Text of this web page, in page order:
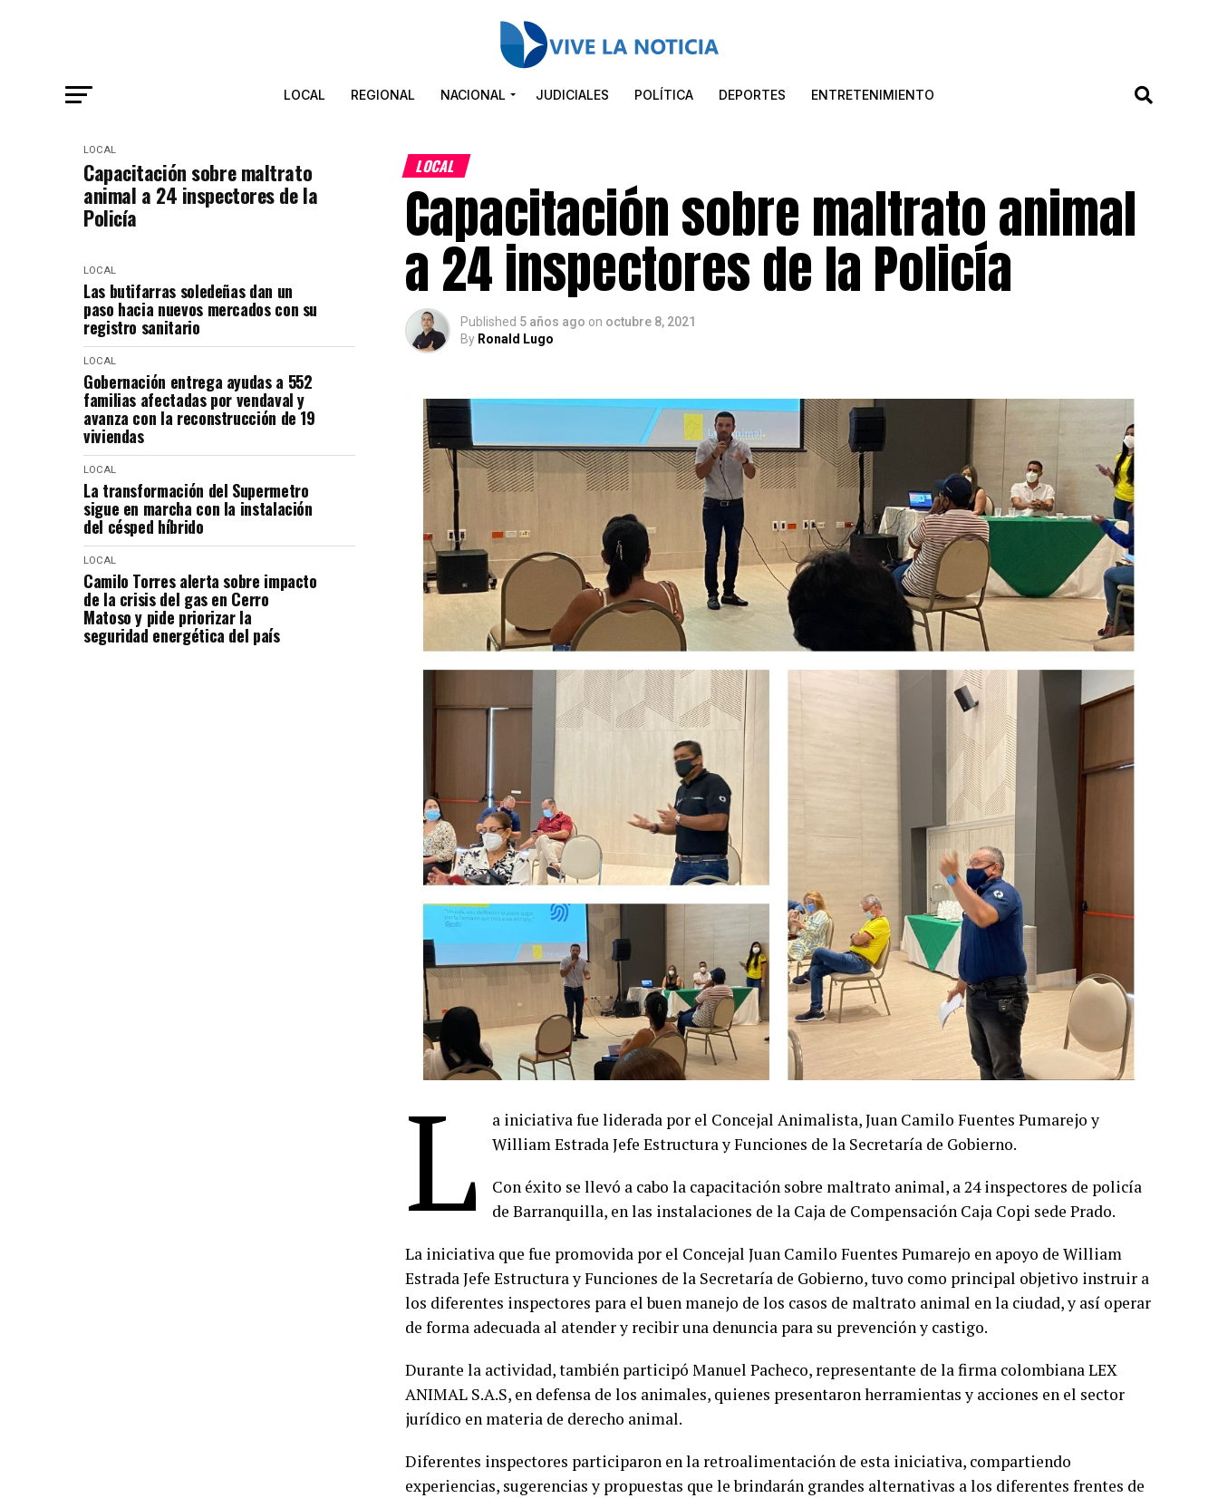
LOCAL REGIONAL NACIONAL JUDICIALES POLÍTICA DEPORTES ENTRETENIMIENTO
LOCAL
Capacitación sobre maltrato
animal a 24 inspectores de la
Policía
LOCAL
Las butifarras soledeñas dan un
paso hacia nuevos mercados con su
registro sanitario
LOCAL
Gobernación entrega ayudas a 552
familias afectadas por vendaval y
avanza con la reconstrucción de 19
viviendas
LOCAL
La transformación del Supermetro
sigue en marcha con la instalación
del césped híbrido
LOCAL
Camilo Torres alerta sobre impacto
de la crisis del gas en Cerro
Matoso y pide priorizar la
seguridad energética del país
LOCAL
Capacitación sobre maltrato animal
a 24 inspectores de la Policía
Published 5 años ago on octubre 8, 2021
By Ronald Lugo
L
a iniciativa fue liderada por el Concejal Animalista, Juan Camilo Fuentes Pumarejo y
William Estrada Jefe Estructura y Funciones de la Secretaría de Gobierno.
Con éxito se llevó a cabo la capacitación sobre maltrato animal, a 24 inspectores de policía
de Barranquilla, en las instalaciones de la Caja de Compensación Caja Copi sede Prado.
La iniciativa que fue promovida por el Concejal Juan Camilo Fuentes Pumarejo en apoyo de William
Estrada Jefe Estructura y Funciones de la Secretaría de Gobierno, tuvo como principal objetivo instruir a
los diferentes inspectores para el buen manejo de los casos de maltrato animal en la ciudad, y así operar
de forma adecuada al atender y recibir una denuncia para su prevención y castigo.
Durante la actividad, también participó Manuel Pacheco, representante de la firma colombiana LEX
ANIMAL S.A.S, en defensa de los animales, quienes presentaron herramientas y acciones en el sector
jurídico en materia de derecho animal.
Diferentes inspectores participaron en la retroalimentación de esta iniciativa, compartiendo
experiencias, sugerencias y propuestas que le brindarán grandes alternativas a los diferentes frentes de